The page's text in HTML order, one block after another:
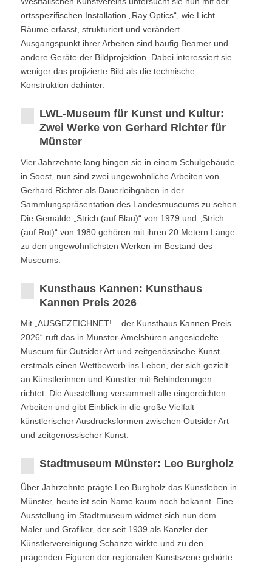
ortsspezifischen Installation „Ray Optics“, wie Licht
Räume erfasst, strukturiert und verändert.
Ausgangspunkt ihrer Arbeiten sind häufig Beamer und
andere Geräte der Bildprojektion. Dabei interessiert sie
weniger das projizierte Bild als die technische
Konstruktion dahinter.
LWL-Museum für Kunst und Kultur:
Zwei Werke von Gerhard Richter für
Münster
Vier Jahrzehnte lang hingen sie in einem Schulgebäude
in Soest, nun sind zwei ungewöhnliche Arbeiten von
Gerhard Richter als Dauerleihgaben in der
Sammlungspräsentation des Landesmuseums zu sehen.
Die Gemälde „Strich (auf Blau)“ von 1979 und „Strich
(auf Rot)“ von 1980 gehören mit ihren 20 Metern Länge
zu den ungewöhnlichsten Werken im Bestand des
Museums.
Kunsthaus Kannen: Kunsthaus
Kannen Preis 2026
Mit „AUSGEZEICHNET! – der Kunsthaus Kannen Preis
2026“ ruft das in Münster-Amelsbüren angesiedelte
Museum für Outsider Art und zeitgenössische Kunst
erstmals einen Wettbewerb ins Leben, der sich gezielt
an Künstlerinnen und Künstler mit Behinderungen
richtet. Die Ausstellung versammelt alle eingereichten
Arbeiten und gibt Einblick in die große Vielfalt
künstlerischer Ausdrucksformen zwischen Outsider Art
und zeitgenössischer Kunst.
Stadtmuseum Münster: Leo Burgholz
Über Jahrzehnte prägte Leo Burgholz das Kunstleben in
Münster, heute ist sein Name kaum noch bekannt. Eine
Ausstellung im Stadtmuseum widmet sich nun dem
Maler und Grafiker, der seit 1939 als Kanzler der
Künstlervereinigung Schanze wirkte und zu den
prägenden Figuren der regionalen Kunstszene gehörte.